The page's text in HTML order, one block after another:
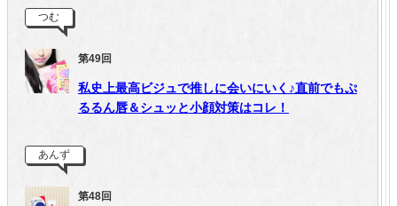
つむ
第49回
私史上最高ビジュで推しに会いにいく♪直前でもぷ
るるん唇＆シュッと小顔対策はコレ！
あんず
第48回